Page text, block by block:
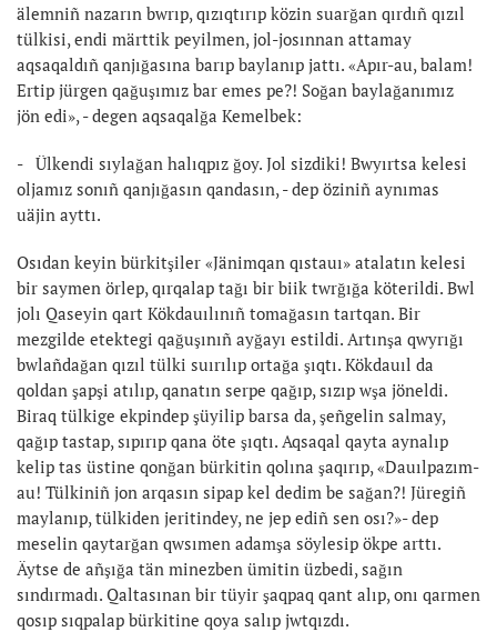
älemniñ nazarın bwrıp, qızıqtırıp közin suarğan qırdıñ qızıl
tülkisi, endi märttik peyilmen, jol-josınnan attamay
aqsaqaldıñ qanjığasına barıp baylanıp jattı. «Apır-au, balam!
Ertip jürgen qağuşımız bar emes pe?! Soğan baylağanımız
jön edi», - degen aqsaqalğa Kemelbek:
- Ülkendi sıylağan halıqpız ğoy. Jol sizdiki! Bwyırtsa kelesi
oljamız sonıñ qanjığasın qandasın, - dep öziniñ aynımas
uäjin ayttı.
Osıdan keyin bürkitşiler «Jänimqan qıstauı» atalatın kelesi
bir saymen örlep, qırqalap tağı bir biik twrğığa köterildi. Bwl
jolı Qaseyin qart Kökdauılınıñ tomağasın tartqan. Bir
mezgilde etektegi qağuşınıñ ayğayı estildi. Artınşa qwyrığı
bwlañdağan qızıl tülki suırılıp ortağa şıqtı. Kökdauıl da
qoldan şapşi atılıp, qanatın serpe qağıp, sızıp wşa jöneldi.
Biraq tülkige ekpindep şüyilip barsa da, şeñgelin salmay,
qağıp tastap, sıpırıp qana öte şıqtı. Aqsaqal qayta aynalıp
kelip tas üstine qonğan bürkitin qolına şaqırıp, «Dauılpazım-
au! Tülkiniñ jon arqasın sipap kel dedim be sağan?! Jüregiñ
maylanıp, tülkiden jeritindey, ne jep ediñ sen osı?»- dep
meselin qaytarğan qwsımen adamşa söylesip ökpe arttı.
Äytse de añşığa tän minezben ümitin üzbedi, sağın
sındırmadı. Qaltasınan bir tüyir şaqpaq qant alıp, onı qarmen
qosıp sıqpalap bürkitine qoya salıp jwtqızdı.